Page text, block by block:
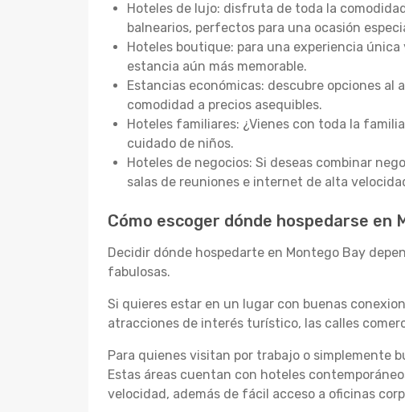
Hoteles de lujo: disfruta de toda la
balnearios, perfectos para una ocasión
Hoteles boutique: para una experiencia
estancia aún más memorable.
Estancias económicas: descubre opciones al
comodidad a precios asequibles.
Hoteles familiares: ¿Vienes con toda la
cuidado de niños.
Hoteles de negocios: Si deseas combinar
salas de reuniones e internet de alta
Cómo escoger dónde hospedarse en
Decidir dónde hospedarte en Montego Bay
fabulosas.
Si quieres estar en un lugar con buenas
atracciones de interés turístico, las calles
Para quienes visitan por trabajo o simplemente
Estas áreas cuentan con hoteles
velocidad, además de fácil acceso a oficinas